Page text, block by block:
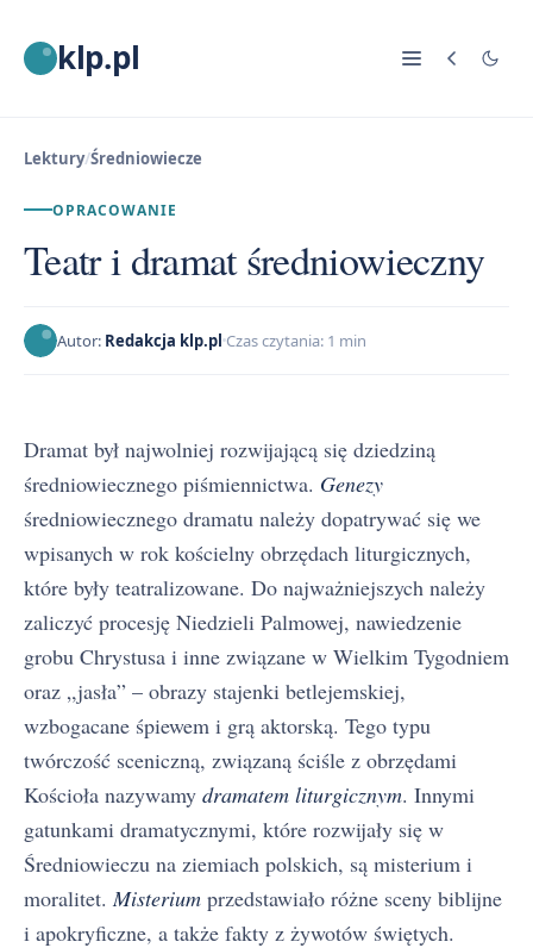
klp.pl
Lektury/Średniowiecze
OPRACOWANIE
Teatr i dramat średniowieczny
Autor: Redakcja klp.pl Czas czytania: 1 min
Dramat był najwolniej rozwijającą się dziedziną
średniowiecznego piśmiennictwa. Genezy
średniowiecznego dramatu należy dopatrywać się we
wpisanych w rok kościelny obrzędach liturgicznych,
które były teatralizowane. Do najważniejszych należy
zaliczyć procesję Niedzieli Palmowej, nawiedzenie
grobu Chrystusa i inne związane w Wielkim Tygodniem
oraz „jasła” – obrazy stajenki betlejemskiej,
wzbogacane śpiewem i grą aktorską. Tego typu
twórczość sceniczną, związaną ściśle z obrzędami
Kościoła nazywamy dramatem liturgicznym. Innymi
gatunkami dramatycznymi, które rozwijały się w
Średniowieczu na ziemiach polskich, są misterium i
moralitet. Misterium przedstawiało różne sceny biblijne
i apokryficzne, a także fakty z żywotów świętych.